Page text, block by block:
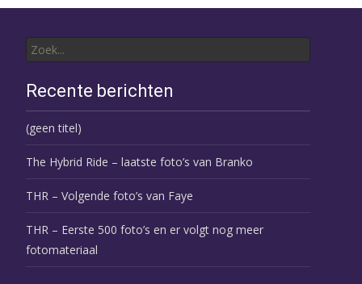
naar:
Recente berichten
(geen titel)
The Hybrid Ride – laatste foto’s van Branko
THR – Volgende foto’s van Faye
THR – Eerste 500 foto’s en er volgt nog meer
fotomateriaal